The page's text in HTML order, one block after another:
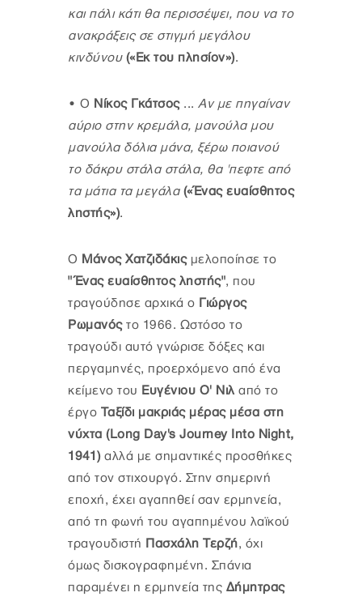
και πάλι κάτι θα περισσέψει, που να το
ανακράξεις σε στιγμή μεγάλου
κινδύνου («Εκ του πλησίον»).
• Ο Νίκος Γκάτσος ... Αν με πηγαίναν
αύριο στην κρεμάλα, μανούλα μου
μανούλα δόλια μάνα, ξέρω ποιανού
το δάκρυ στάλα στάλα, θα 'πεφτε από
τα μάτια τα μεγάλα(«Ένας ευαίσθητος
ληστής»).
Ο Μάνος Χατζιδάκις μελοποίησε το
"Ένας ευαίσθητος ληστής", που
τραγούδησε αρχικά ο Γιώργος
Ρωμανόςτο 1966. Ωστόσο το
τραγούδι αυτό γνώρισε δόξες και
περγαμηνές, προερχόμενο από ένα
κείμενο του Ευγένιου Ο' Νιλ από το
έργο Ταξίδι μακριάς μέρας μέσα στη
νύχτα (Long Day's Journey Into Night,
1941)αλλά με σημαντικές προσθήκες
από τον στιχουργό. Στην σημερινή
εποχή, έχει αγαπηθεί σαν ερμηνεία,
από τη φωνή του αγαπημένου λαϊκού
τραγουδιστή Πασχάλη Τερζή, όχι
όμως δισκογραφημένη. Σπάνια
παραμένει η ερμηνεία της Δήμητρας